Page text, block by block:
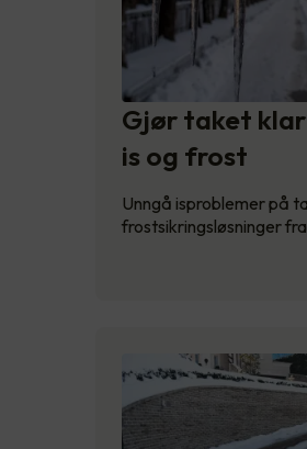
Gjør taket
is og frost
Unngå isproblemer på
frostsikringsløsninger